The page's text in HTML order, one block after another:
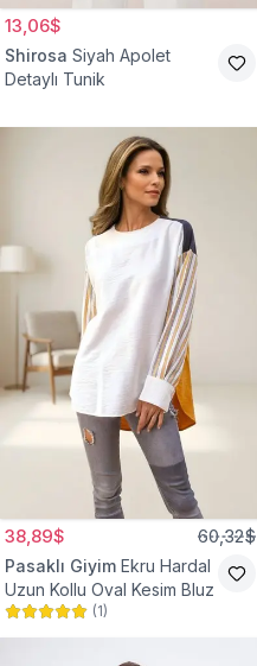
13,06$
Shirosa Siyah Apolet
Detaylı Tunik
38,89$ 60,32$
Pasaklı Giyim Ekru Hardal
Uzun Kollu Oval Kesim Bluz
(1)